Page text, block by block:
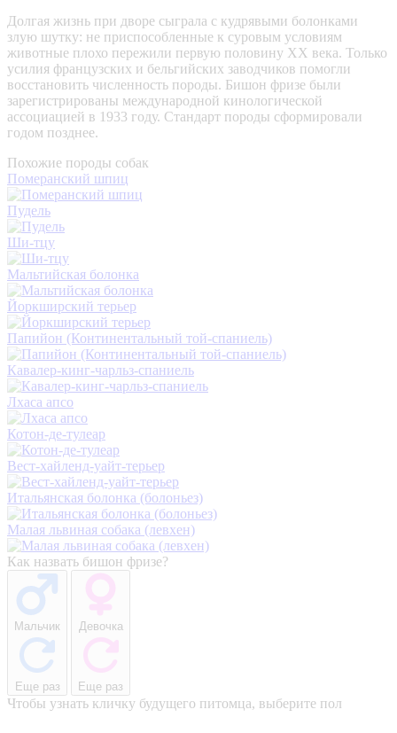
Долгая жизнь при дворе сыграла с кудрявыми болонками
злую шутку: не приспособленные к суровым условиям
животные плохо пережили первую половину XX века. Только
усилия французских и бельгийских заводчиков помогли
восстановить численность породы. Бишон фризе были
зарегистрированы международной кинологической
ассоциацией в 1933 году. Стандарт породы сформировали
годом позднее.
Похожие породы собак
Померанский шпиц
Пудель
Ши-тцу
Мальтийская болонка
Йоркширский терьер
Папийон (Континентальный той-спаниель)
Кавалер-кинг-чарльз-спаниель
Лхаса апсо
Котон-де-тулеар
Вест-хайленд-уайт-терьер
Итальянская болонка (болоньез)
Малая львиная собака (левхен)
Как назвать бишон фризе?
Мальчик
Еще раз
Девочка
Еще раз
Чтобы узнать кличку будущего питомца, выберите пол